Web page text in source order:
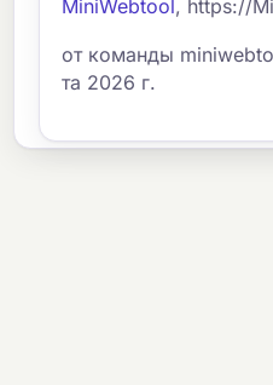
MiniWebtool, https://
от команды
та 2026 г.